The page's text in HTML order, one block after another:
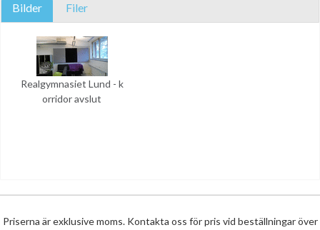
Bilder Filer
Realgymnasiet Lund - k
orridor avslut
Priserna är exklusive moms. Kontakta oss för pris vid beställningar över